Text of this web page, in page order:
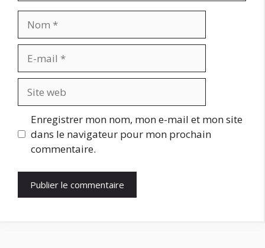
mail
web
Enregistrer mon nom, mon e-mail et mon site
dans le navigateur pour mon prochain
commentaire.